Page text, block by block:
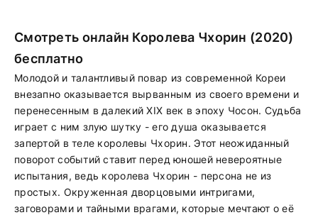
Смотреть онлайн Королева Чхорин (2020)
бесплатно
Молодой и талантливый повар из современной Кореи
внезапно оказывается вырванным из своего времени и
перенесенным в далекий XIX век в эпоху Чосон. Судьба
играет с ним злую шутку - его душа оказывается
запертой в теле королевы Чхорин. Этот неожиданный
поворот событий ставит перед юношей невероятные
испытания, ведь королева Чхорин - персона не из
простых. Окруженная дворцовыми интригами,
заговорами и тайными врагами, которые мечтают о её